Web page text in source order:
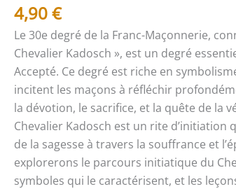
4,90€
Le 30e degré de la Franc-Maçonnerie,
Chevalier Kadosch », est un degré
Accepté. Ce degré est riche en
incitent les maçons à réfléchir
la dévotion, le sacrifice, et la quête de la
Chevalier Kadosch est un rite d’initiation
de la sagesse à travers la souffrance et
explorerons le parcours initiatique du
symboles qui le caractérisent, et les
La
descente
du
Chevalier
Kadosch
au
30°